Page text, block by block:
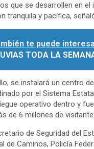
que se desarrollen en el
tranquila y pacífica,
te puede
TODA LA
se instalará un centro
por el Sistema
operativo dentro y
de 6 millones de
de Seguridad del
de Caminos, Policía